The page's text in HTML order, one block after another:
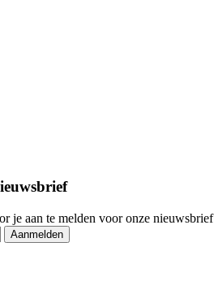
je aan te melden voor onze nieuwsbrief
Aanmelden